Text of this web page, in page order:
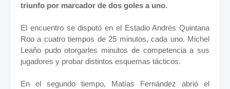
triunfo por marcador de dos goles a uno.
El encuentro se disputó en el Estadio Andrés Quintana
Roo a cuatro tiempos de 25 minutos, cada uno. Michel
Leaño pudo otorgarles minutos de competencia a sus
jugadores y probar distintos esquemas tácticos.
En el segundo tiempo, Matías Fernández abrió el